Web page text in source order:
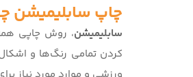
چاپ سابلیمیشن
سابلیمیشن، روش چاپی
کردن تمامی رنگ‌ها و